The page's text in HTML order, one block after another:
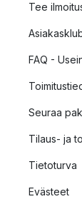
Tee
FAQ -
Seuraa
Tilaus- ja
Tietoturva
Evästeet